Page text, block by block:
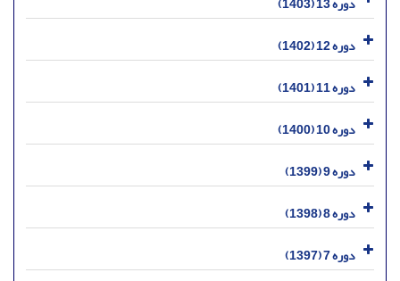
دوره 12 (1402)
دوره 11 (1401)
دوره 10 (1400)
دوره 9 (1399)
دوره 8 (1398)
دوره 7 (1397)